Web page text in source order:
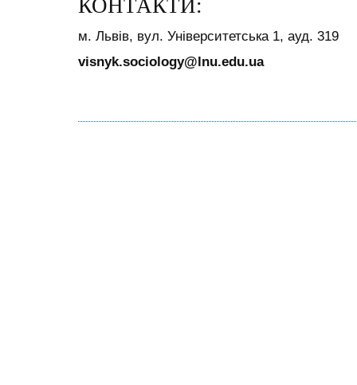
КОНТАКТИ:
м. Львів, вул. Університетська 1, ауд. 319
visnyk.sociology@lnu.edu.ua